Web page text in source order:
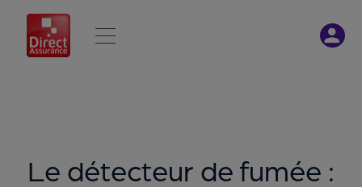
Le détecteur de fumée :